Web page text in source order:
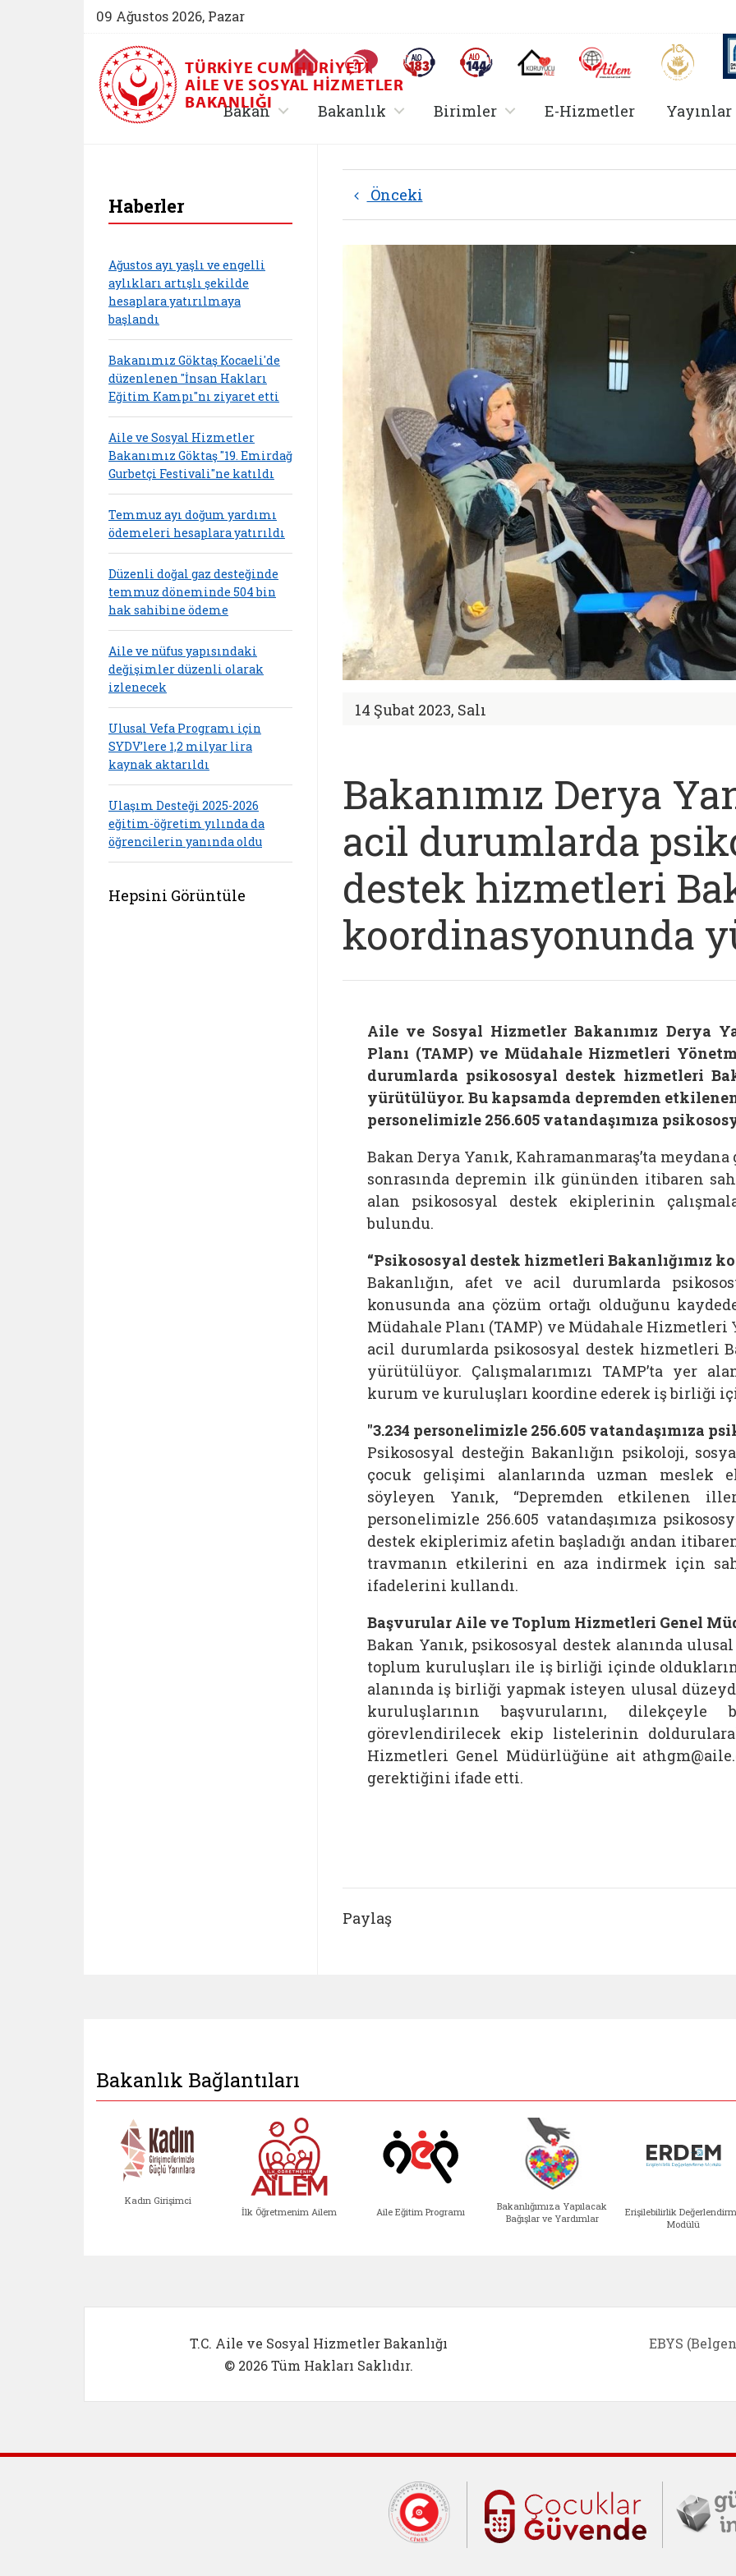
09 Ağustos 2026, Pazar
Ana Sayfa Sıkça Sorulan SorularAlo 183 (yeni sekmede açılır)Alo 144 (yeni sekmede açılır)Koruyucu Aile (yeni sekmede açılır)
AİLEM İletişim Aile ve
TÜRKIYE CUMHURIYETI
AILE VE SOSYAL HIZMETLER
BAKANLIĞI
Bakan, alt menü içerir
Bakanlık , alt menü içerir
Birimler, alt menü içerir
E-Hizmetler Yayınlar
Önceki
14 Şubat 2023, Salı
Bakanımız Derya
acil durumlarda
destek hizmetleri
koordinasyonunda
Aile ve Sosyal Hizmetler Bakanımız Derya
Planı (TAMP) ve Müdahale Hizmetleri
durumlarda psikososyal destek hizmetleri
yürütülüyor. Bu kapsamda depremden
personelimizle 256.605 vatandaşımıza
Bakan Derya Yanık, Kahramanmaraş’ta
sonrasında depremin ilk gününden itibaren
alan psikososyal destek ekiplerinin
bulundu.
“Psikososyal destek hizmetleri Bakanlığımız
Bakanlığın, afet ve acil durumlarda
konusunda ana çözüm ortağı olduğunu
Müdahale Planı (TAMP) ve Müdahale Hizmetleri
acil durumlarda psikososyal destek hizmetleri
yürütülüyor. Çalışmalarımızı TAMP’ta yer
kurum ve kuruluşları koordine ederek iş birliği
"3.234 personelimizle 256.605 vatandaşımıza
Psikososyal desteğin Bakanlığın psikoloji,
çocuk gelişimi alanlarında uzman meslek
söyleyen Yanık, “Depremden etkilenen
personelimizle 256.605 vatandaşımıza
destek ekiplerimiz afetin başladığı andan
travmanın etkilerini en aza indirmek için
ifadelerini kullandı.
Başvurular Aile ve Toplum Hizmetleri Genel
Bakan Yanık, psikososyal destek alanında
toplum kuruluşları ile iş birliği içinde
alanında iş birliği yapmak isteyen ulusal
kuruluşlarının başvurularını,
görevlendirilecek ekip listelerinin
Hizmetleri Genel Müdürlüğüne ait
gerektiğini ifade etti.
Paylaş
Haberler
Ağustos ayı yaşlı ve engelli
aylıkları artışlı şekilde
hesaplara yatırılmaya
başlandı
Bakanımız Göktaş Kocaeli'de
düzenlenen "İnsan Hakları
Eğitim Kampı"nı ziyaret etti
Aile ve Sosyal Hizmetler
Bakanımız Göktaş "19. Emirdağ
Gurbetçi Festivali"ne katıldı
Temmuz ayı doğum yardımı
ödemeleri hesaplara yatırıldı
Düzenli doğal gaz desteğinde
temmuz döneminde 504 bin
hak sahibine ödeme
Aile ve nüfus yapısındaki
değişimler düzenli olarak
izlenecek
Ulusal Vefa Programı için
SYDV’lere 1,2 milyar lira
kaynak aktarıldı
Ulaşım Desteği 2025-2026
eğitim-öğretim yılında da
öğrencilerin yanında oldu
Hepsini Görüntüle
Bakanlık Bağlantıları
Kadın Girişimci
İlk Öğretmenim Ailem Aile Eğitim Programı
Bakanlığımıza Yapılacak
Bağışlar ve Yardımlar
Erişilebilirlik
Modülü
T.C. Aile ve Sosyal Hizmetler Bakanlığı
© 2026 Tüm Hakları Saklıdır.
EBYS
Cumhurbaşkanlığı İletişim Merkezi
Çocuklar